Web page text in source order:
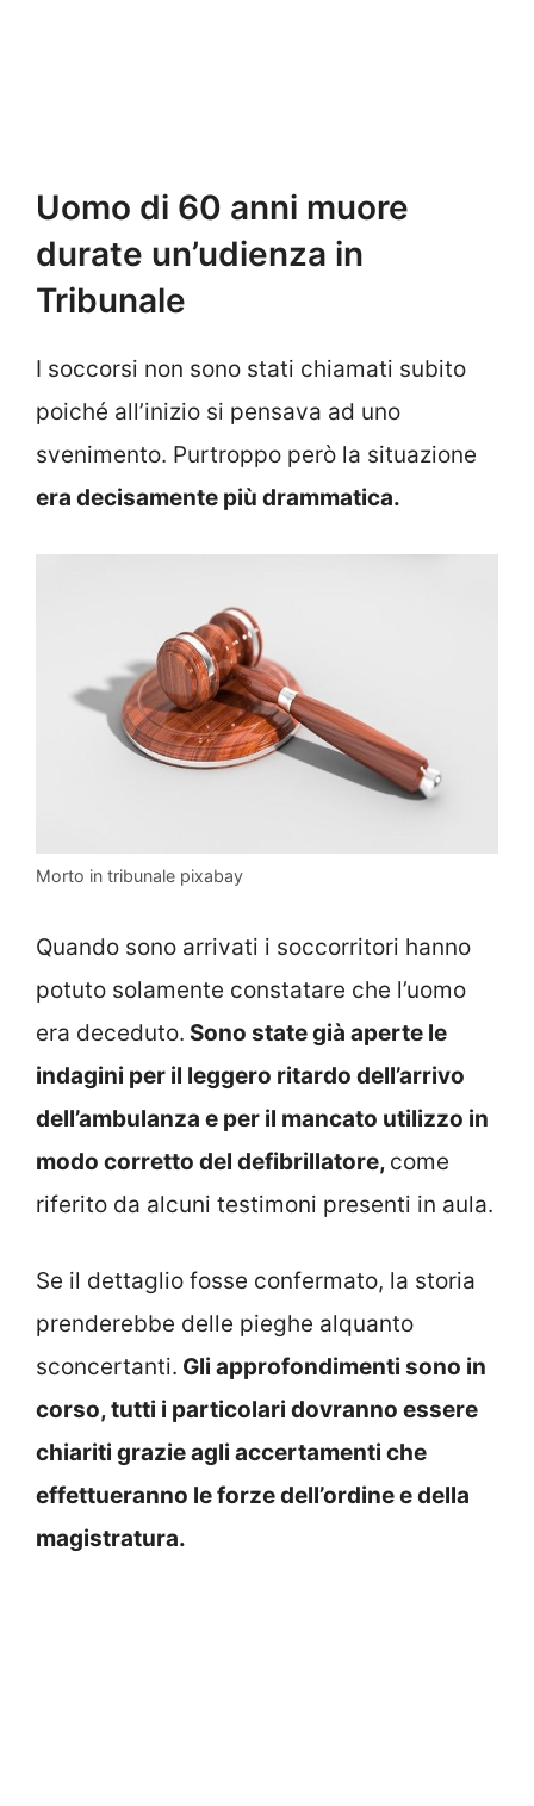
Uomo di 60 anni muore
durate un’udienza in
Tribunale
I soccorsi non sono stati chiamati subito
poiché all’inizio si pensava ad uno
svenimento. Purtroppo però la situazione
era decisamente più drammatica.
Morto in tribunale pixabay
Quando sono arrivati i soccorritori hanno
potuto solamente constatare che l’uomo
era deceduto. Sono state già aperte le
indagini per il leggero ritardo dell’arrivo
dell’ambulanza e per il mancato utilizzo in
modo corretto del defibrillatore, come
riferito da alcuni testimoni presenti in aula.
Se il dettaglio fosse confermato, la storia
prenderebbe delle pieghe alquanto
sconcertanti. Gli approfondimenti sono in
corso, tutti i particolari dovranno essere
chiariti grazie agli accertamenti che
effettueranno le forze dell’ordine e della
magistratura.